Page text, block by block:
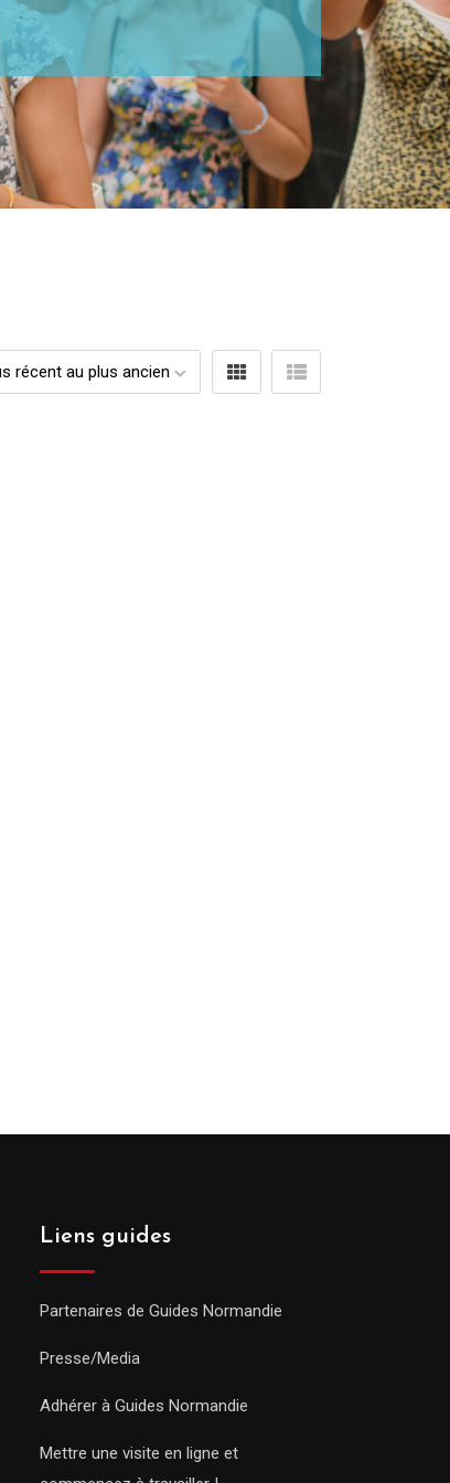
Liens guides
Partenaires de Guides Normandie
Presse/Media
Adhérer à Guides Normandie
Mettre une visite en ligne et